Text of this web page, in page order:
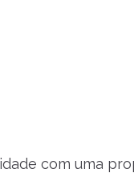
com uma